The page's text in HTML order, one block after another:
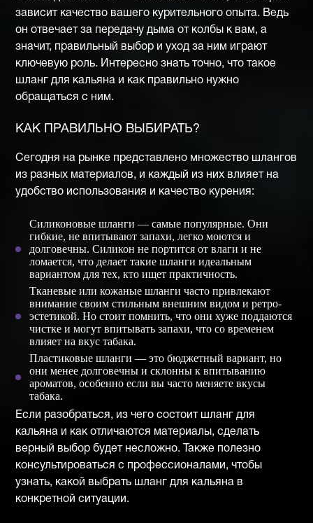
зависит качество вашего курительного опыта. Ведь
он отвечает за передачу дыма от колбы к вам, а
значит, правильный выбор и уход за ним играют
ключевую роль. Интересно знать точно, что такое
шланг для кальяна и как правильно нужно
обращаться с ним.
КАК ПРАВИЛЬНО ВЫБИРАТЬ?
Сегодня на рынке представлено множество шлангов
из разных материалов, и каждый из них влияет на
удобство использования и качество курения:
Силиконовые шланги — самые популярные. Они
гибкие, не впитывают запахи, легко моются и
долговечны. Силикон не портится от влаги и не
ломается, что делает такие шланги идеальным
вариантом для тех, кто ищет практичность.
Тканевые или кожаные шланги часто привлекают
внимание своим стильным внешним видом и ретро-
эстетикой. Но стоит помнить, что они хуже поддаются
чистке и могут впитывать запахи, что со временем
влияет на вкус табака.
Пластиковые шланги — это бюджетный вариант, но
они менее долговечны и склонны к впитыванию
ароматов, особенно если вы часто меняете вкусы
табака.
Если разобраться, из чего состоит шланг для
кальяна и как отличаются материалы, сделать
верный выбор будет несложно. Также полезно
консультироваться с профессионалами, чтобы
узнать, какой выбрать шланг для кальяна в
конкретной ситуации.